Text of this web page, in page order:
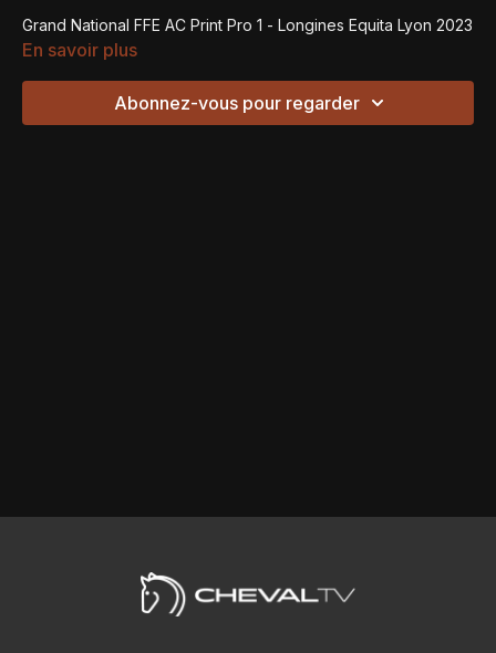
Grand National FFE AC Print Pro 1 - Longines Equita Lyon 2023
En savoir plus
Abonnez-vous pour regarder